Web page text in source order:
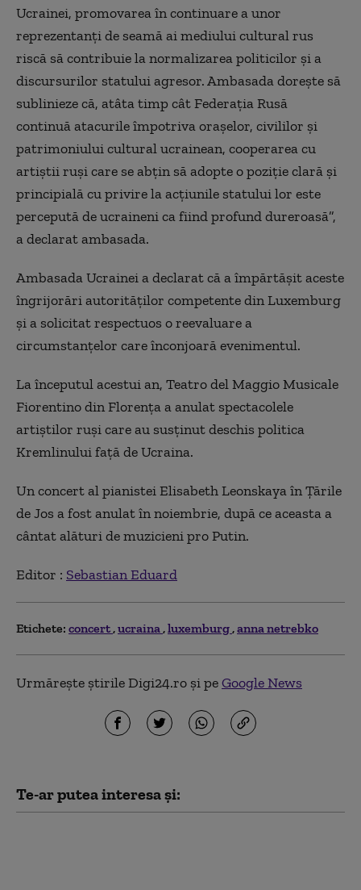
Ucrainei, promovarea în continuare a unor
reprezentanți de seamă ai mediului cultural rus
riscă să contribuie la normalizarea politicilor și a
discursurilor statului agresor. Ambasada dorește să
sublinieze că, atâta timp cât Federația Rusă
continuă atacurile împotriva orașelor, civililor și
patrimoniului cultural ucrainean, cooperarea cu
artiștii ruși care se abțin să adopte o poziție clară și
principială cu privire la acțiunile statului lor este
percepută de ucraineni ca fiind profund dureroasă”,
a declarat ambasada.
Ambasada Ucrainei a declarat că a împărtășit aceste
îngrijorări autorităților competente din Luxemburg
și a solicitat respectuos o reevaluare a
circumstanțelor care înconjoară evenimentul.
La începutul acestui an, Teatro del Maggio Musicale
Fiorentino din Florența a anulat spectacolele
artiștilor ruși care au susținut deschis politica
Kremlinului față de Ucraina.
Un concert al pianistei Elisabeth Leonskaya în Țările
de Jos a fost anulat în noiembrie, după ce aceasta a
cântat alături de muzicieni pro Putin.
Editor : Sebastian Eduard
Etichete: concert ucraina luxemburg anna netrebko
Urmărește știrile Digi24.ro și peGoogle News
Te-ar putea interesa și: